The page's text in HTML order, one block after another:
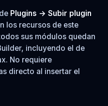
Plugins → Subir plugin
los recursos de este
sus módulos quedan
incluyendo el de
No requiere
directo al insertar el